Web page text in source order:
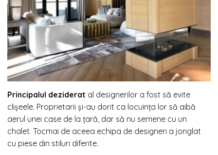
Principalul deziderat al designerilor a fost să evite
clișeele. Proprietarii și-au dorit ca locuința lor să aibă
aerul unei case de la țară, dar să nu semene cu un
chalet. Tocmai de aceea echipa de designeri a jonglat
cu piese din stiluri diferite.